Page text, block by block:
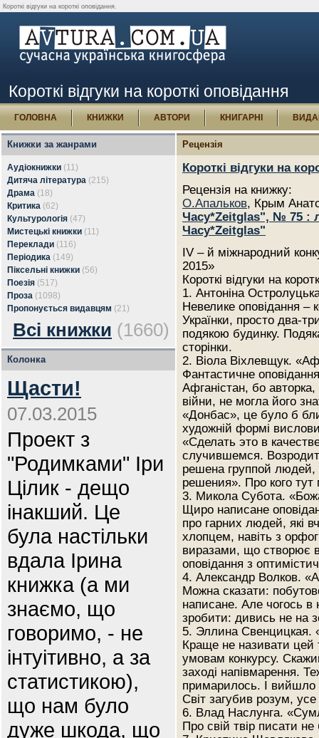
Короткі відгуки на короткі оповідання.
Короткі відгуки на короткі оповідання
ГОЛОВНА КНИЖКИ АВТОРИ КНИГАРНІ
Книжки за жанрами
Аудіокнижки (11)
Дитяча література (215)
Драма (18)
Критика (62)
Культурологія (47)
Мистецькі книжки (11)
Переклади (116)
Періодика (149)
Піксельні книжки (56)
Поезія (517)
Проза (1098)
Пропонується видавцям (21)
Всі книжки (1660)
Колонка
Щасти!
07.03.2015
Проект з
"Родимками" Іри
Цілик - дещо
інакший. Це
була настільки
вдала Ірина
книжка (а ми
знаємо, що
говоримо, - не
інтуітивно, а за
статистикою),
що нам було
дуже шкода, що
Рецензія
Короткі відгуки на
Рецензія на книжку:
О.Апальков, Крым
Часу*Zeitglas", № 75 :
Часу*Zeitglas"
IV – й міжнародний
2015»
Короткі відгуки на
1. Антоніна
Невелике оповідання –
Українки, просто два-
подякою будинку.
сторінки.
2. Віола Віхлевщук.
Фантастичне
Афганістан, бо
війни, не могла його
«Донбас», це було б
художній формі
«Сделать это в
случившемся.
решена группой
решения». Про кого
3. Микола Субота.
Щиро написане
про гарних людей, які
хлопцем, навіть з
виразами, що створює
оповідання з
4. Александр Волков.
Можна сказати:
написане. Але чогось
зробити: дивись не на
5. Эллина Свенцицкая.
Краще не називати цей
умовам конкурсу.
заході напівмарення.
примарилось. І
Світ загубив розум,
6. Влад Наслунга.
Про свій твір писати